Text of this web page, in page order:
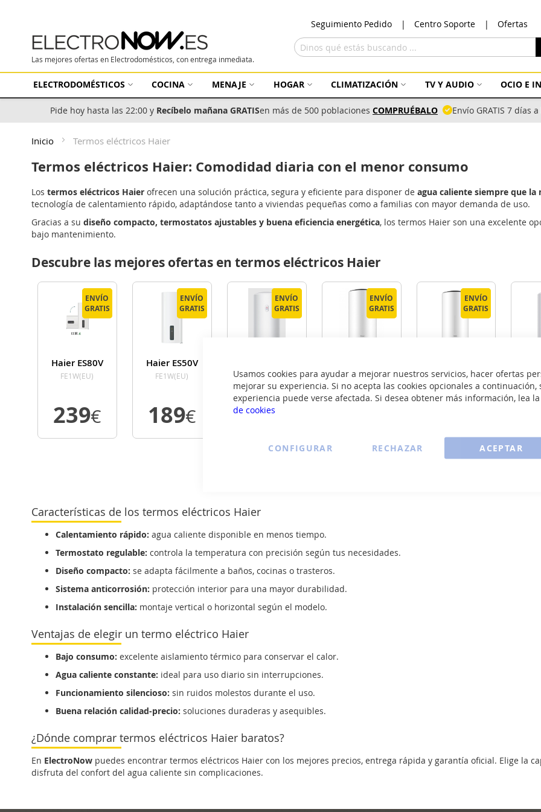
Usamos cookies para ayudar a mejorar nuestros servicios, hacer ofertas
mejorar su experiencia. Si no acepta las cookies opcionales a continuación,
experiencia puede verse afectada. Si desea obtener más información, lea la
de cookies
ACEPTAR
CONFIGURAR RECHAZAR
Seguimiento Pedido Centro Soporte Ofertas
Las mejores ofertas en Electrodomésticos, con entrega inmediata.
ELECTRODOMÉSTICOS COCINA MENAJE HOGAR CLIMATIZACIÓN TV Y AUDIO OCIO E
Pide hoy hasta las 22:00 y Recíbelo mañana GRATISen más de 500 poblaciones COMPRUÉBALO Envío GRATIS 7 días
Inicio Termos eléctricos Haier
Termos eléctricos Haier: Comodidad diaria con el menor consumo
Los termos eléctricos Haier ofrecen una solución práctica, segura y eficiente para disponer de agua caliente siempre que la
tecnología de calentamiento rápido, adaptándose tanto a viviendas pequeñas como a familias con mayor demanda de uso.
Gracias a su diseño compacto, termostatos ajustables y buena eficiencia energética, los termos Haier son una excelente
bajo mantenimiento.
Descubre las mejores ofertas en termos eléctricos Haier
ENVÍO
GRATIS
ENVÍO
GRATIS
Haier ES80V
FE1W(EU)
239€
ENVÍO
GRATIS
ENVÍO
GRATIS
Haier ES50V
FE1W(EU)
189€
ENVÍO
GRATIS
ENVÍO
GRATIS
RM1
VER
169
ENVÍO
GRATIS
ENVÍO
GRATIS
VH3W
VER
ENVÍO
GRATIS
ENVÍO
GRATIS
VH3W
Características de los termos eléctricos Haier
Calentamiento rápido: agua caliente disponible en menos tiempo.
Termostato regulable: controla la temperatura con precisión según tus necesidades.
Diseño compacto: se adapta fácilmente a baños, cocinas o trasteros.
Sistema anticorrosión: protección interior para una mayor durabilidad.
Instalación sencilla: montaje vertical o horizontal según el modelo.
Ventajas de elegir un termo eléctrico Haier
Bajo consumo: excelente aislamiento térmico para conservar el calor.
Agua caliente constante: ideal para uso diario sin interrupciones.
Funcionamiento silencioso: sin ruidos molestos durante el uso.
Buena relación calidad-precio: soluciones duraderas y asequibles.
¿Dónde comprar termos eléctricos Haier baratos?
En ElectroNow puedes encontrar termos eléctricos Haier con los mejores precios, entrega rápida y garantía oficial. Elige la
disfruta del confort del agua caliente sin complicaciones.